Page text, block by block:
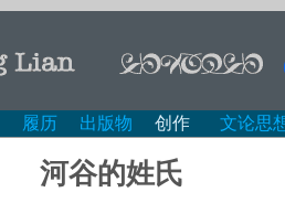
履历 出版物 创作 文论思
河谷的姓氏